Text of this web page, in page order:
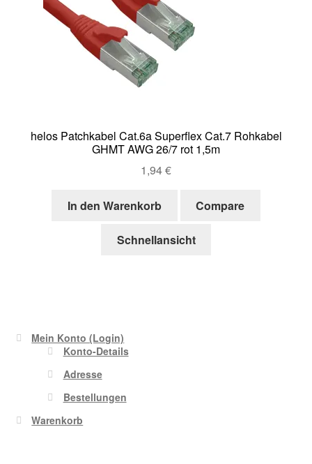
helos Patchkabel Cat.6a Superflex Cat.7 Rohkabel
GHMT AWG 26/7 rot 1,5m
1,94€
In den Warenkorb Compare
Schnellansicht
Mein Konto (Login)
Konto-Details
Adresse
Bestellungen
Warenkorb